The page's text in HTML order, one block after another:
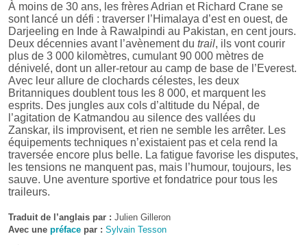
À moins de 30 ans, les frères Adrian et Richard Crane se
sont lancé un défi : traverser l’Himalaya d’est en ouest, de
Darjeeling en Inde à Rawalpindi au Pakistan, en cent jours.
Deux décennies avant l’avènement du trail, ils vont courir
plus de 3 000 kilomètres, cumulant 90 000 mètres de
dénivelé, dont un aller-retour au camp de base de l’Everest.
Avec leur allure de clochards célestes, les deux
Britanniques doublent tous les 8 000, et marquent les
esprits. Des jungles aux cols d’altitude du Népal, de
l’agitation de Katmandou au silence des vallées du
Zanskar, ils improvisent, et rien ne semble les arrêter. Les
équipements techniques n’existaient pas et cela rend la
traversée encore plus belle. La fatigue favorise les disputes,
les tensions ne manquent pas, mais l’humour, toujours, les
sauve. Une aventure sportive et fondatrice pour tous les
traileurs.
Traduit de l’anglais par : Julien Gilleron
Avec une préface par : Sylvain Tesson